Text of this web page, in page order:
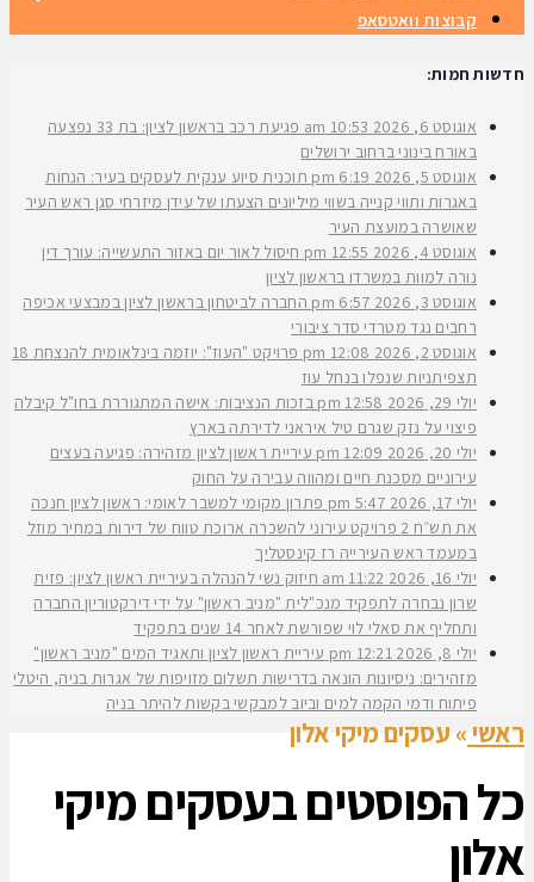
קבוצות וואטסאפ
חדשות חמות:
אוגוסט 6, 2026 10:53 am
פגיעת רכב בראשון לציון: בת 33 נפצעה
באורח בינוני ברחוב ירושלים
אוגוסט 5, 2026
6:19 pm
תוכנית סיוע ענקית לעסקים בעיר: הנחות
באגרות ותווי קנייה בשווי מיליונים הצעתו של עידן מיזרחי סגן ראש העיר
שאושרה במועצת העיר
אוגוסט 4, 2026
12:55 pm
חיסול לאור יום באזור התעשייה: עורך דין
נורה למוות במשרדו בראשון לציון
אוגוסט 3, 2026
6:57 pm
החברה לביטחון בראשון לציון במבצעי אכיפה
רחבים נגד מטרדי סדר ציבורי
אוגוסט 2, 2026
12:08 pm
פרויקט "העוז": יוזמה בינלאומית להנצחת 18
תצפיתניות שנפלו בנחל עוז
יולי 29, 2026
12:58 pm
בזכות הנציבות: אישה המתגוררת בחו"ל קיבלה
פיצוי על נזק שגרם טיל איראני לדירתה בארץ
יולי 20, 2026
12:09 pm
עיריית ראשון לציון מזהירה: פגיעה בעצים
עירוניים מסכנת חיים ומהווה עבירה על החוק
יולי 17, 2026
5:47 pm
פתרון מקומי למשבר לאומי: ראשון לציון חנכה
את תש״ח 2 פרויקט עירוני להשכרה ארוכת טווח של דירות במחיר מוזל
במעמד ראש העירייה רז קינסטליך
יולי 16, 2026
11:22 am
חיזוק נשי להנהלה בעיריית ראשון לציון: פזית
שרון נבחרה לתפקיד מנכ"לית "מניב ראשון" על ידי דירקטוריון החברה
ותחליף את סאלי לוי שפורשת לאחר 14 שנים בתפקיד
יולי 8, 2026
12:21 pm
עיריית ראשון לציון ותאגיד המים "מניב ראשון"
מזהירים: ניסיונות הונאה בדרישות תשלום מזויפות של אגרות בניה, היטלי
פיתוח ודמי הקמה למים וביוב למבקשי בקשות להיתר בניה
ראשי» עסקים מיקי אלון
כל הפוסטים בעסקים מיקי
אלון